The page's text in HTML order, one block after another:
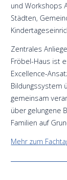
und Workshops
Städten,
Zentrales
Fröbel-Haus ist
Excellence-
Bildungssystem
gemeinsam
über gelungene
Familien auf
Mehr zum